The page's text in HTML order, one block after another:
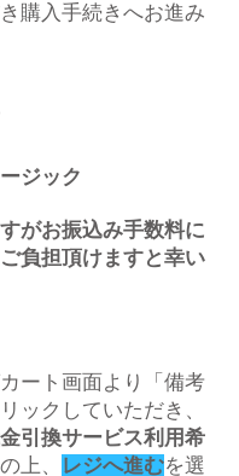
購入手続きへお進み
ジック
がお振込み手数料に
負担頂けますと幸い
ート画面より「備考
ックしていただき、
引換サービス利用希
上、 レジへ進むを選